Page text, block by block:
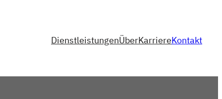
DienstleistungenÜberKarriereKontakt